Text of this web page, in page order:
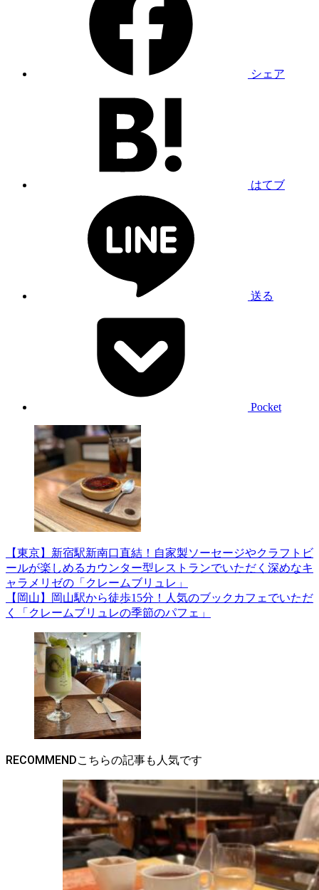
シェア
はてブ
送る
Pocket
【東京】新宿駅新南口直結！自家製ソーセージやクラフトビ
ールが楽しめるカウンター型レストランでいただく深めなキ
ャラメリゼの「クレームブリュレ」
【岡山】岡山駅から徒歩15分！人気のブックカフェでいただ
く「クレームブリュレの季節のパフェ」
RECOMMEND